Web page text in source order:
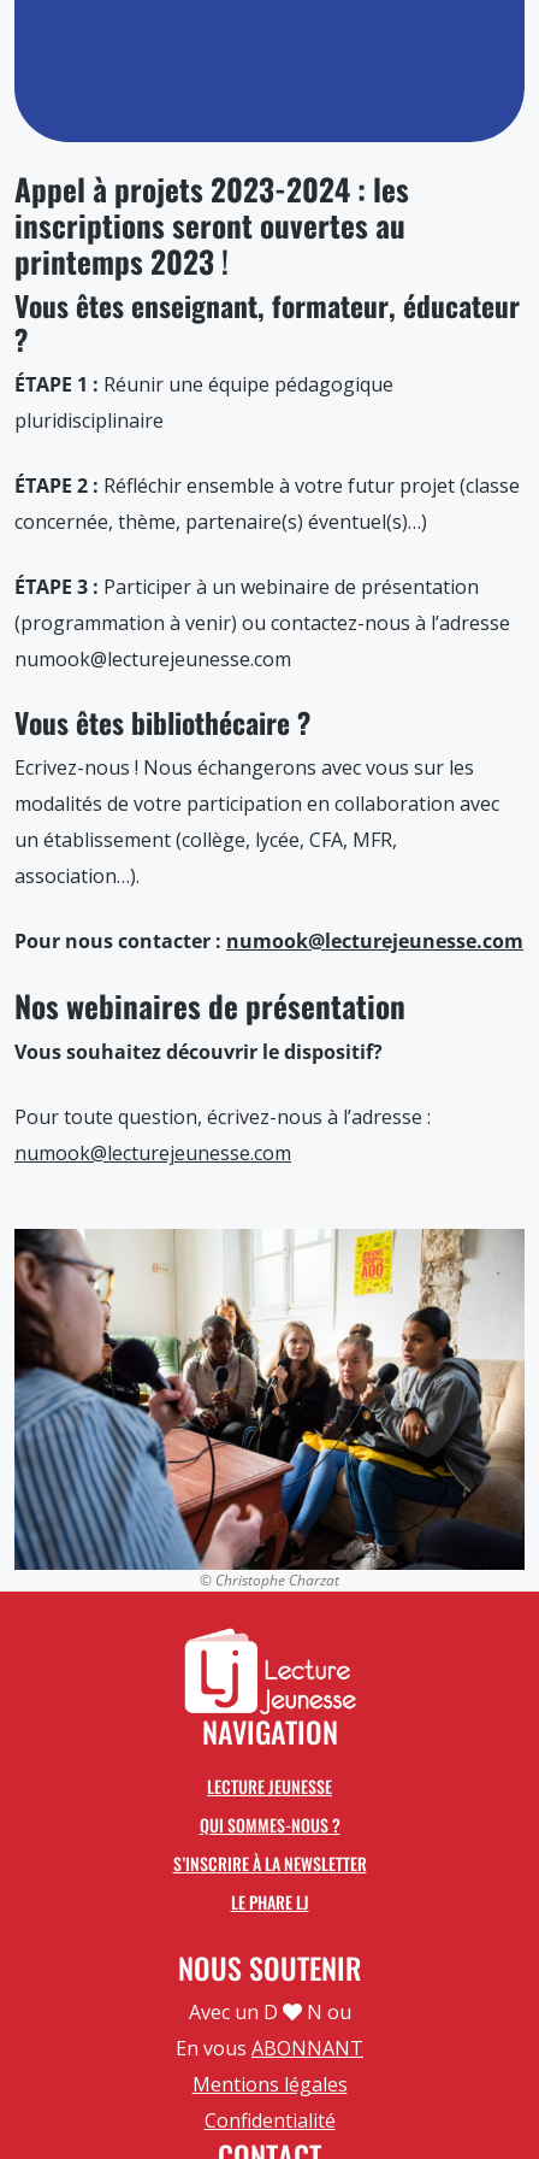
Appel à projets 2023-2024 : les
inscriptions seront ouvertes au
printemps 2023!
Vous êtes enseignant, formateur, éducateur
?
ÉTAPE 1 : Réunir une équipe pédagogique
pluridisciplinaire
ÉTAPE 2 : Réfléchir ensemble à votre futur projet (classe
concernée, thème, partenaire(s) éventuel(s)…)
ÉTAPE 3 : Participer à un webinaire de présentation
(programmation à venir) ou contactez-nous à l’adresse
numook@lecturejeunesse.com
Vous êtes bibliothécaire ?
Ecrivez-nous ! Nous échangerons avec vous sur les
modalités de votre participation en collaboration avec
un établissement (collège, lycée, CFA, MFR,
association…).
Pour nous contacter : numook@lecturejeunesse.com
Nos webinaires de présentation
Vous souhaitez découvrir le dispositif?
Pour toute question, écrivez-nous à l’adresse :
numook@lecturejeunesse.com
© Christophe Charzat
NAVIGATION
LECTURE JEUNESSE
QUI SOMMES-NOUS ?
S’INSCRIRE À LA NEWSLETTER
LE PHARE LJ
NOUS SOUTENIR
Avec un D
N ou
En vous ABONNANT
Mentions légales
Confidentialité